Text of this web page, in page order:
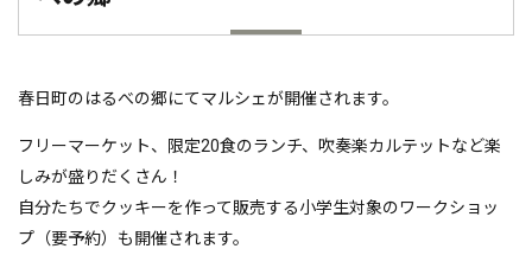
春日町のはるべの郷にてマルシェが開催されます。
フリーマーケット、限定20食のランチ、吹奏楽カルテットなど楽
しみが盛りだくさん！
自分たちでクッキーを作って販売する小学生対象のワークショッ
プ（要予約）も開催されます。